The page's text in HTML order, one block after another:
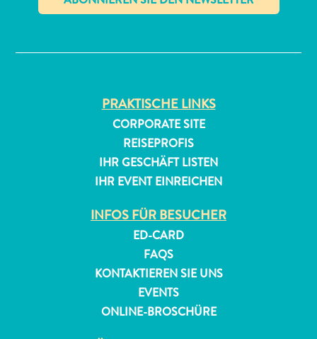
Reiseanforderungen
PRAKTISCHE LINKS
CORPORATE SITE
REISEPROFIS
IHR GESCHÄFT LISTEN
IHR EVENT EINREICHEN
INFOS FÜR BESUCHER
ED-CARD
FAQS
KONTAKTIEREN SIE UNS
EVENTS
ONLINE-BROSCHÜRE